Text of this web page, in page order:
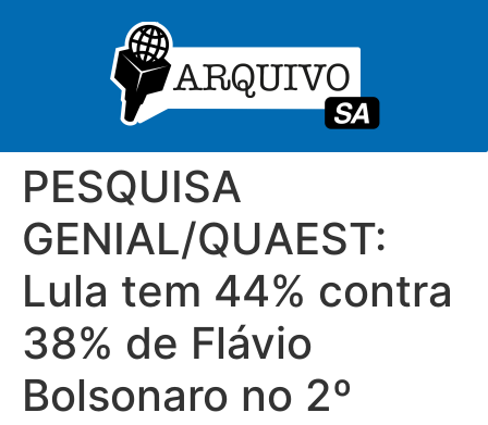
PESQUISA
GENIAL/QUAEST:
Lula tem 44% contra
38% de Flávio
Bolsonaro no 2º